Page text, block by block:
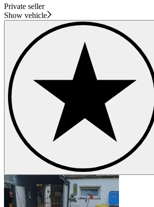
Private seller
Show vehicle